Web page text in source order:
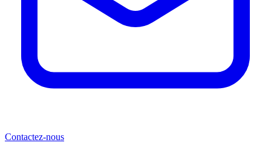
Contactez-nous